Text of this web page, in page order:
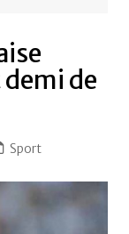
demi de
Sport